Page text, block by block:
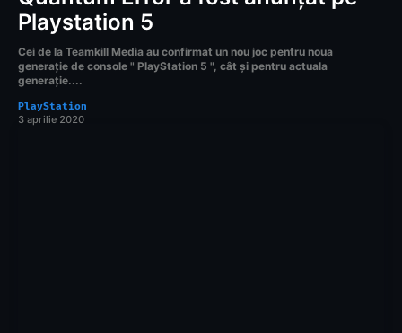
Playstation 5
Cei de la Teamkill Media au confirmat un nou joc pentru noua
generație de console " PlayStation 5 ", cât și pentru actuala
generație....
PlayStation
3 aprilie 2020